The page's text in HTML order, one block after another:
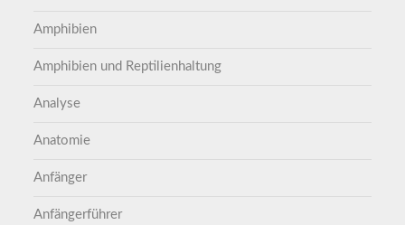
Amphibien
Amphibien und Reptilienhaltung
Analyse
Anatomie
Anfänger
Anfängerführer